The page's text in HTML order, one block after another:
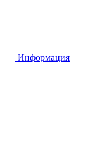
Информация